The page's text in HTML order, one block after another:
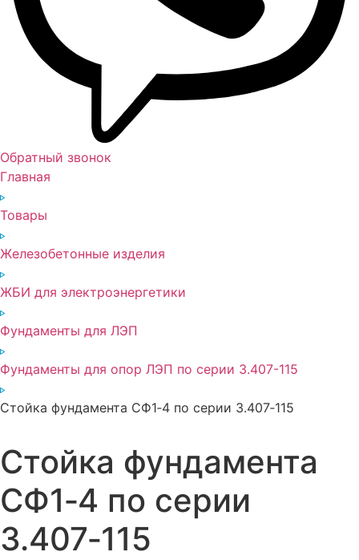
Обратный звонок
Главная
Товары
Железобетонные изделия
ЖБИ для электроэнергетики
Фундаменты для ЛЭП
Фундаменты для опор ЛЭП по серии 3.407-115
Стойка фундамента СФ1‑4 по серии 3.407‑115
Стойка фундамента
СФ1‑4 по серии
3.407‑115